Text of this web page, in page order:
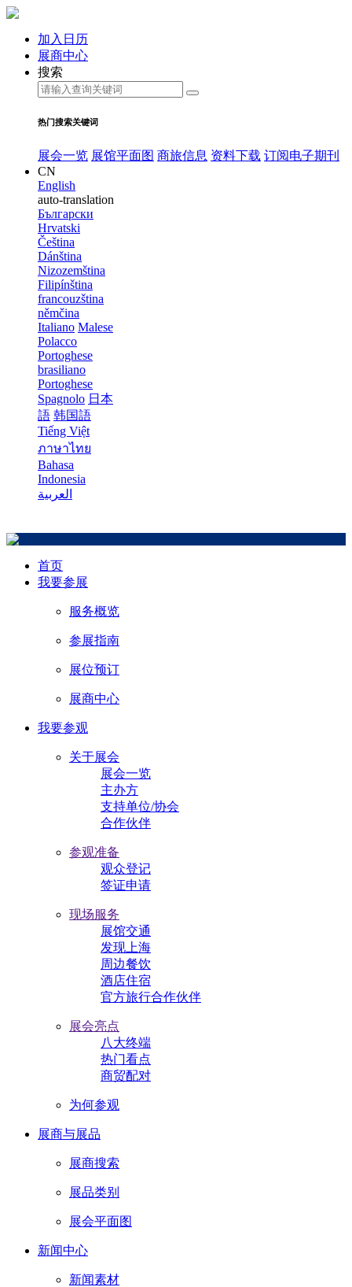
加入日历
展商中心
搜索
热门搜索关键词
展会一览 展馆平面图 商旅信息 资料下载 订阅电子期刊
CN
English
auto-translation
Български
Hrvatski
Čeština
Dánština
Nizozemština
Filipínština
francouzština
němčina
Italiano Malese
Polacco
Portoghese
brasiliano
Portoghese
Spagnolo 日本
語 韩国語
Tiếng Việt
ภาษาไทย
Bahasa
Indonesia
العربية
首页
我要参展
服务概览
参展指南
展位预订
展商中心
我要参观
关于展会
展会一览
主办方
支持单位/协会
合作伙伴
参观准备
观众登记
签证申请
现场服务
展馆交通
发现上海
周边餐饮
酒店住宿
官方旅行合作伙伴
展会亮点
八大终端
热门看点
商贸配对
为何参观
展商与展品
展商搜索
展品类别
展会平面图
新闻中心
新闻素材